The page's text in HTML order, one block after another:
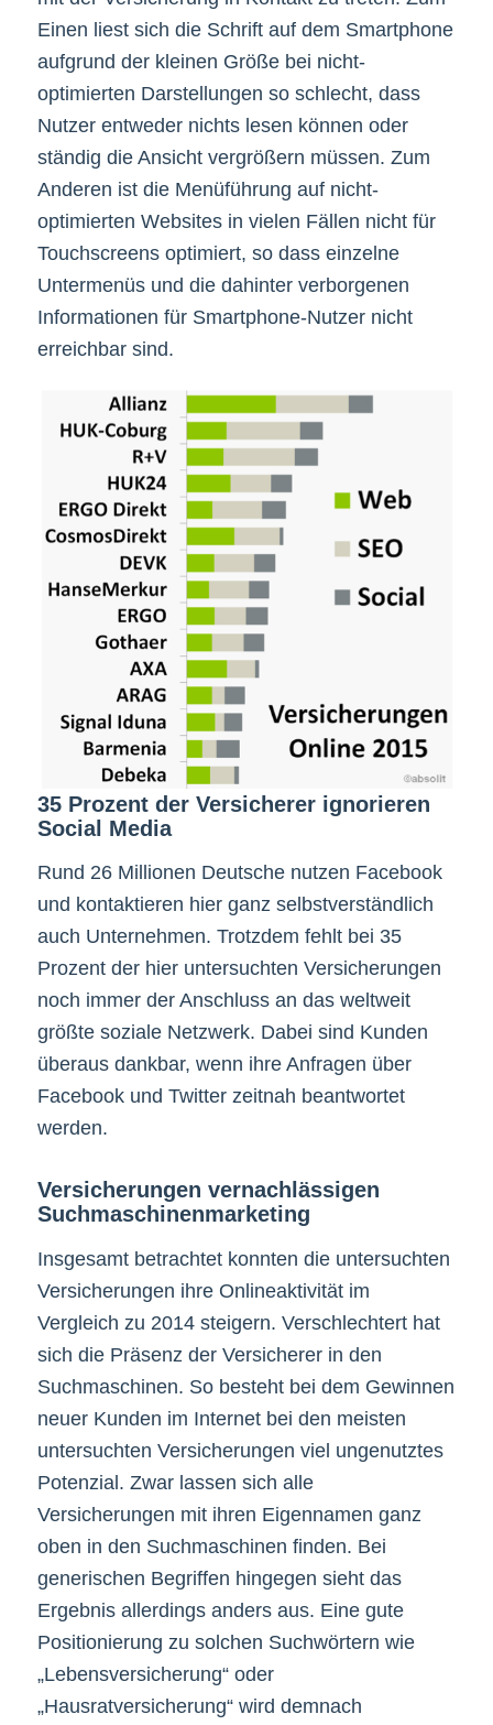
Einen liest sich die Schrift auf dem Smartphone
aufgrund der kleinen Größe bei nicht-
optimierten Darstellungen so schlecht, dass
Nutzer entweder nichts lesen können oder
ständig die Ansicht vergrößern müssen. Zum
Anderen ist die Menüführung auf nicht-
optimierten Websites in vielen Fällen nicht für
Touchscreens optimiert, so dass einzelne
Untermenüs und die dahinter verborgenen
Informationen für Smartphone-Nutzer nicht
erreichbar sind.
35 Prozent der Versicherer ignorieren
Social Media
Rund 26 Millionen Deutsche nutzen Facebook
und kontaktieren hier ganz selbstverständlich
auch Unternehmen. Trotzdem fehlt bei 35
Prozent der hier untersuchten Versicherungen
noch immer der Anschluss an das weltweit
größte soziale Netzwerk. Dabei sind Kunden
überaus dankbar, wenn ihre Anfragen über
Facebook und Twitter zeitnah beantwortet
werden.
Versicherungen vernachlässigen
Suchmaschinenmarketing
Insgesamt betrachtet konnten die untersuchten
Versicherungen ihre Onlineaktivität im
Vergleich zu 2014 steigern. Verschlechtert hat
sich die Präsenz der Versicherer in den
Suchmaschinen. So besteht bei dem Gewinnen
neuer Kunden im Internet bei den meisten
untersuchten Versicherungen viel ungenutztes
Potenzial. Zwar lassen sich alle
Versicherungen mit ihren Eigennamen ganz
oben in den Suchmaschinen finden. Bei
generischen Begriffen hingegen sieht das
Ergebnis allerdings anders aus. Eine gute
Positionierung zu solchen Suchwörtern wie
„Lebensversicherung“ oder
„Hausratversicherung“ wird demnach